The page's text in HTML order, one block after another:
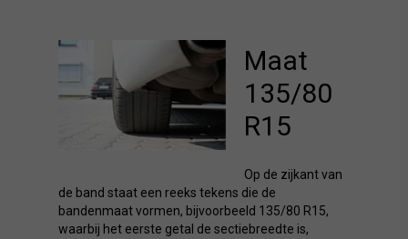
Maat
135/80
R15
Op de zijkant van
de band staat een reeks tekens die de
bandenmaat vormen, bijvoorbeeld 135/80 R15,
waarbij het eerste getal de sectiebreedte is,